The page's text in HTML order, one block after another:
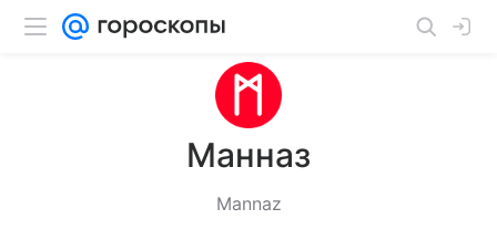
Манназ
Mannaz